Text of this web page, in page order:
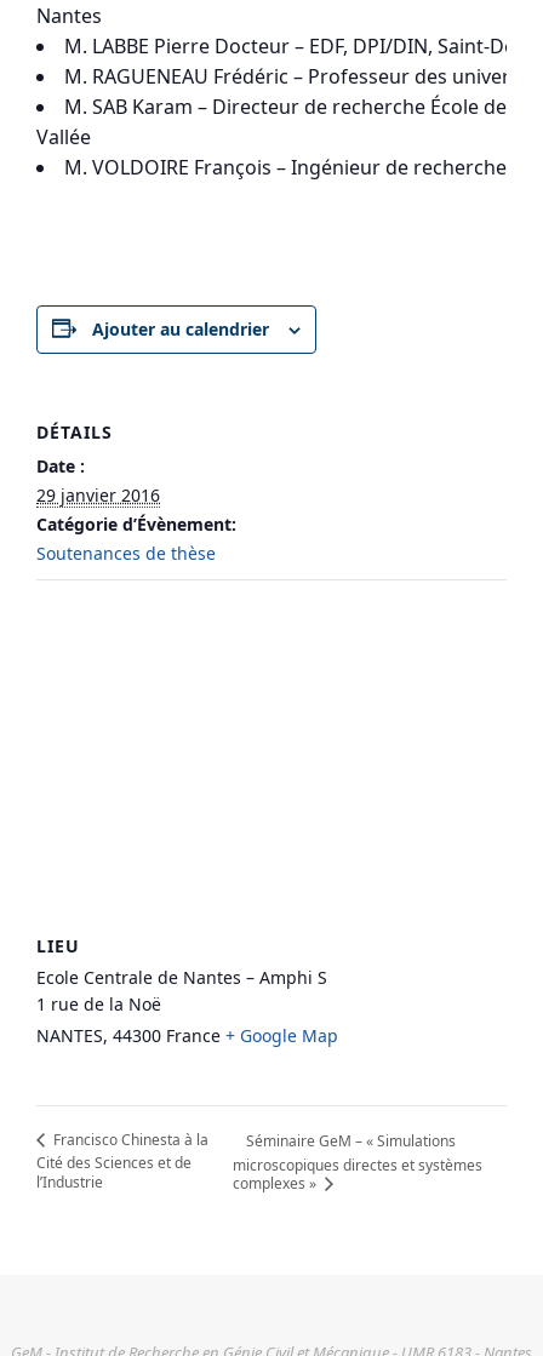
Nantes
M. LABBE Pierre Docteur – EDF, DPI/DIN, Saint-Denis
M. RAGUENEAU Frédéric – Professeur des
M. SAB Karam – Directeur de recherche École des
Vallée
M. VOLDOIRE François – Ingénieur de recherche
Ajouter au calendrier
DÉTAILS
Date :
29 janvier 2016
Catégorie d’Évènement:
Soutenances de thèse
LIEU
Ecole Centrale de Nantes – Amphi S
1 rue de la Noë
NANTES, 44300 France + Google Map
Francisco Chinesta à la
Cité des Sciences et de
l’Industrie
Séminaire GeM – « Simulations
microscopiques directes et systèmes
complexes »